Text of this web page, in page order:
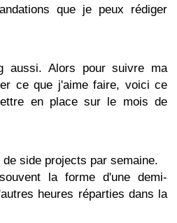
que je peux rédiger
Alors pour suivre ma
ce que j'aime faire, voici ce
en place sur le mois de
side projects par semaine.
la forme d'une demi-
heures réparties dans la